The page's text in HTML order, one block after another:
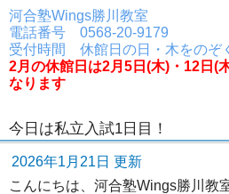
河合塾Wings勝川教室
電話番号 0568-20-9179
受付時間 休館日の日・木をのぞ
2月の休館日は2月5日(木)・12日(
なります
今日は私立入試1日目！
2026年1月21日 更新
こんにちは、河合塾Wings勝川教